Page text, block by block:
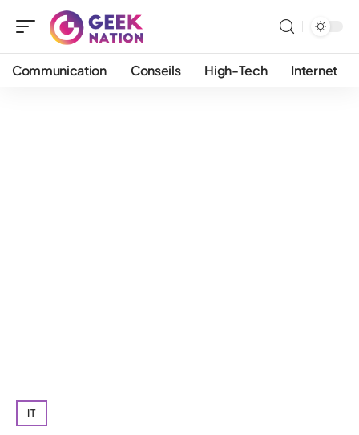
Communication Conseils High-Tech Internet
IT